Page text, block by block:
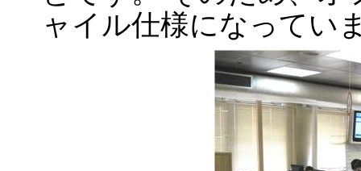
ャイル仕様になってい